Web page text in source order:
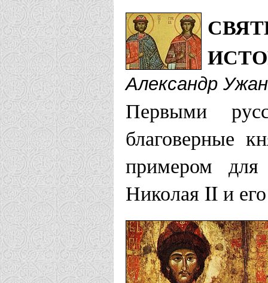
Храм
Храм
Калужская
Храм свв.
Храм в
Кинешемская
Храм
Александр
Первыми
благоверные
примером для
Николая II и